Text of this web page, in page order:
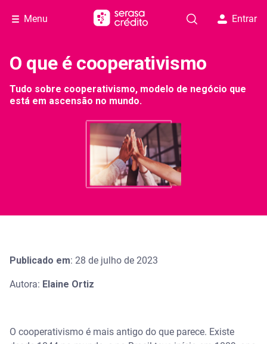
Menu Entrar
O que é cooperativismo
Tudo sobre cooperativismo, modelo de negócio que
está em ascensão no mundo.
Publicado em: 28 de julho de 2023
Autora: Elaine Ortiz
O cooperativismo é mais antigo do que parece. Existe